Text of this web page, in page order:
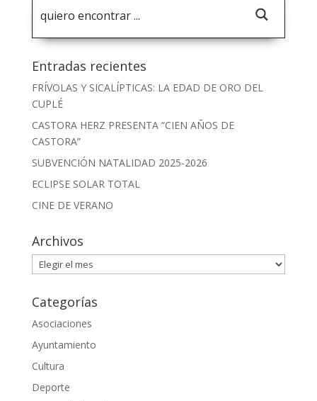
Entradas recientes
FRÍVOLAS Y SICALÍPTICAS: LA EDAD DE ORO DEL
CUPLÉ
CASTORA HERZ PRESENTA “CIEN AÑOS DE
CASTORA”
SUBVENCIÓN NATALIDAD 2025-2026
ECLIPSE SOLAR TOTAL
CINE DE VERANO
Archivos
Archivos
Categorías
Asociaciones
Ayuntamiento
Cultura
Deporte